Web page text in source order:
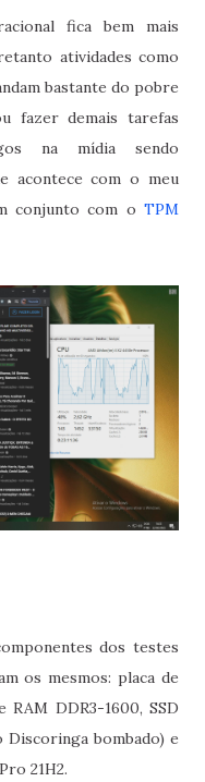
fica bem mais
atividades como
bastante do pobre
fazer demais tarefas
na mídia sendo
acontece com o meu
conjunto com o TPM
dos testes
os mesmos: placa de
DDR3-1600, SSD
Discoringa bombado) e
21H2.